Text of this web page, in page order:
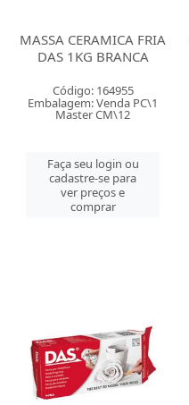
MASSA CERAMICA FRIA
DAS 1KG BRANCA
Código: 164955
Embalagem: Venda PC\1
Master CM\12
Faça seu login ou
cadastre-se para
ver preços e
comprar